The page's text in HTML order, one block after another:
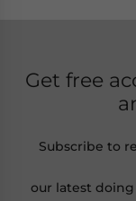
Get free
Subscribe to
our latest doing